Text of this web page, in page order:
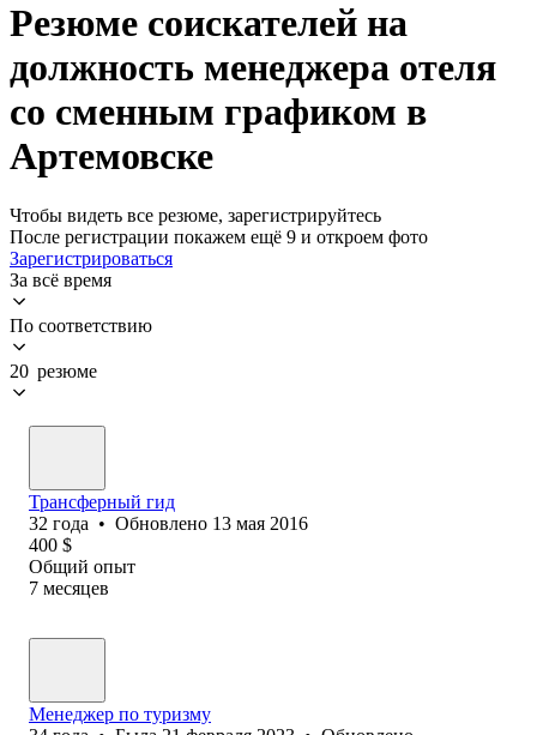
Резюме соискателей на
должность менеджера отеля
со сменным графиком в
Артемовске
Чтобы видеть все резюме, зарегистрируйтесь
После регистрации покажем ещё 9 и откроем фото
Зарегистрироваться
За всё время
По соответствию
20 резюме
Трансферный гид
32 года • Обновлено 13 мая 2016
400 $
Общий опыт
7 месяцев
Менеджер по туризму